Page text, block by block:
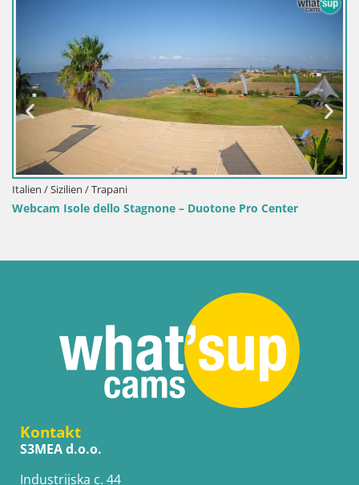
Italien / Sizilien / Trapani
Webcam Isole dello Stagnone – Duotone Pro Center
Kontakt
S3MEA d.o.o.
Industrijska c. 44